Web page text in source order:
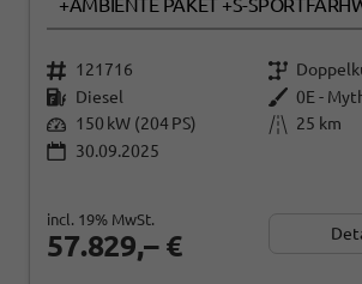
+AMBIENTE PAKET +S-
121716
Diesel
0E -
150 kW (204 PS)
25 km
30.09.2025
57.829,– €
incl. 19% MwSt.